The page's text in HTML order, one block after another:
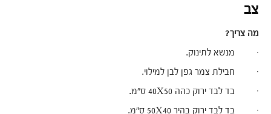
צב
מה צריך?
· מנשא לתינוק.
· חבילת צמר גפן לבן למילוי.
· בד לבד ירוק כהה 40X50 ס"מ.
· בד לבד ירוק בהיר 50X40 ס"מ.